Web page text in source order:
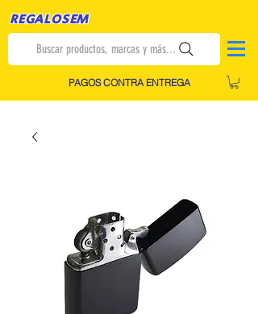
REGALOSEM
Buscar productos, marcas y más...
PAGOS CONTRA ENTREGA